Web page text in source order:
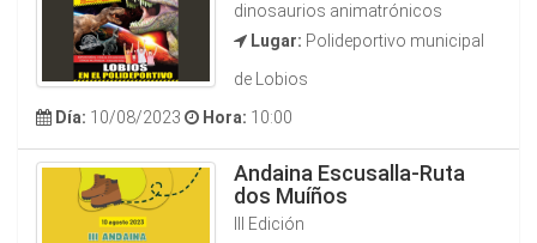
dinosaurios animatrónicos
Lugar: Polideportivo municipal
de Lobios
Día: 10/08/2023 Hora: 10:00
Andaina Escusalla-Ruta
dos Muíños
III Edición